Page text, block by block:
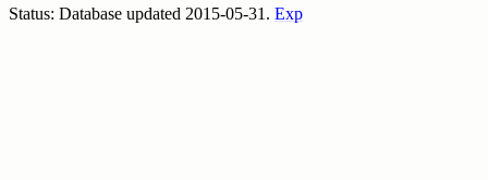
Status: Database updated 2015-05-31. Exp